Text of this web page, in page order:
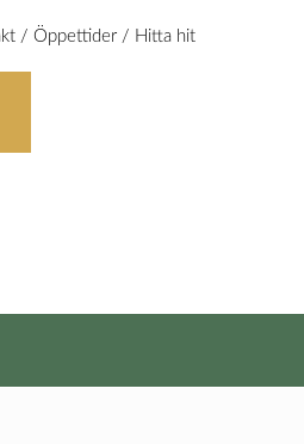
/ Öppettider / Hitta hit